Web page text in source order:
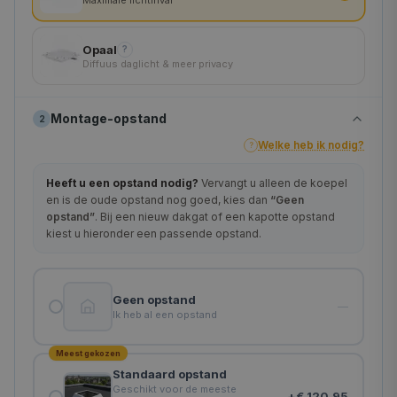
90×90 cm
70×130 cm
60×180 cm
90×120 cm
110×110 cm
80×160 cm
100×130 cm
Opaal ?
Diffuus daglicht & meer privacy
2 Montage-opstand
? Welke heb ik nodig?
Heeft u een opstand nodig? Vervangt u alleen de koepel
en is de oude opstand nog goed, kies dan “Geen
opstand”. Bij een nieuw dakgat of een kapotte opstand
kiest u hieronder een passende opstand.
Geen opstand
Ik heb al een opstand
—
Meest gekozen
Standaard opstand
Geschikt voor de meeste